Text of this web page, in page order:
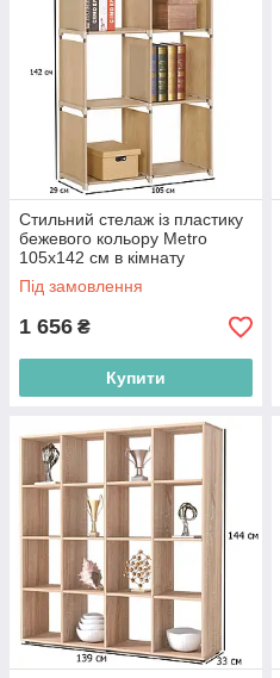
Стильний стелаж із пластику
бежевого кольору Metro
105х142 см в кімнату
Під замовлення
1 656 ₴
Купити